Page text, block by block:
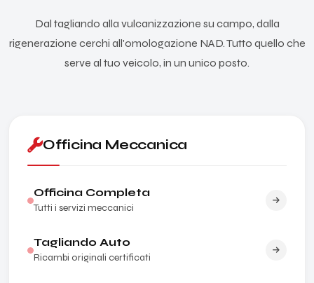
Dal tagliando alla vulcanizzazione su campo, dalla
rigenerazione cerchi all'omologazione NAD. Tutto quello che
serve al tuo veicolo, in un unico posto.
Officina Meccanica
Officina Completa
Tutti i servizi meccanici
Tagliando Auto
Ricambi originali certificati